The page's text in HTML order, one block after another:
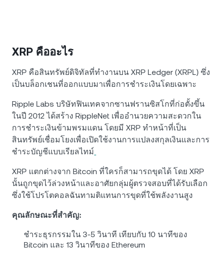
XRP คืออะไร
XRP คือสินทรัพย์ดิจิทัลที่ทำงานบน XRP Ledger (XRPL) ซึ่ง
เป็นบล็อกเชนที่ออกแบบมาเพื่อการชำระเงินโดยเฉพาะ
Ripple Labs บริษัทฟินเทคจากซานฟรานซิสโกที่ก่อตั้งขึ้น
ในปี 2012 ได้สร้าง RippleNet เพื่ออำนวยความสะดวกใน
การชำระเงินข้ามพรมแดน โดยมี XRP ทำหน้าที่เป็น
สินทรัพย์เชื่อมโยงเพื่อเปิดใช้งานการแปลงสกุลเงินและการ
ชำระบัญชีแบบเรียลไทม์
XRP แตกต่างจาก Bitcoin ที่ใครก็สามารถขุดได้ โดย XRP
นั้นถูกขุดไว้ล่วงหน้าและอาศัยกลุ่มผู้ตรวจสอบที่ได้รับเลือก
ซึ่งใช้โปรโตคอลฉันทามติแทนการขุดที่ใช้พลังงานสูง
คุณลักษณะที่สำคัญ:
ชำระธุรกรรมใน 3-5 วินาที เทียบกับ 10 นาทีของ
Bitcoin และ 13 วินาทีของ Ethereum